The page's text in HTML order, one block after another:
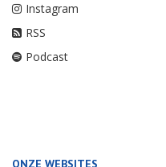
Instagram
RSS
Podcast
ONZE WEBSITES